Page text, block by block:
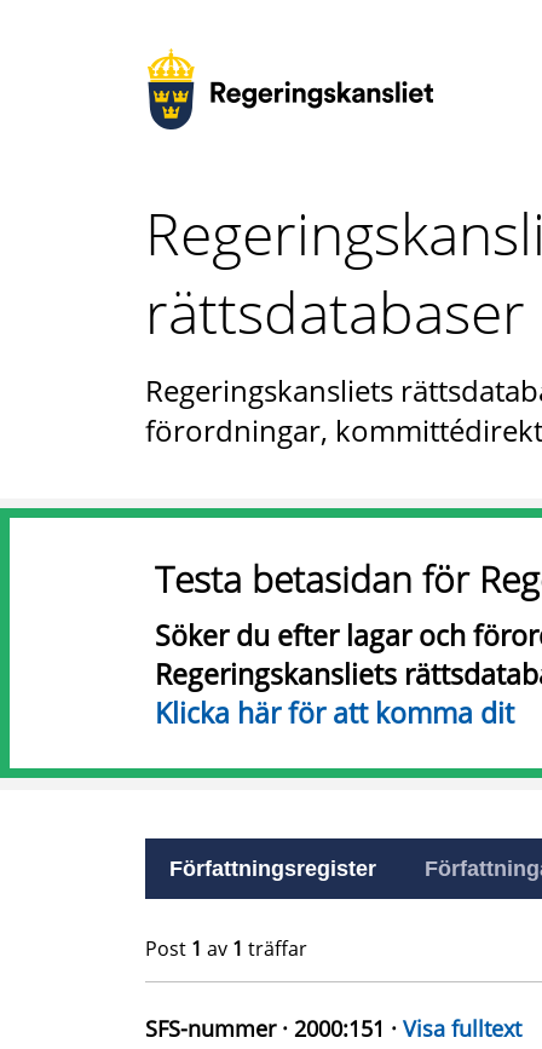
rättsdatabaser
Regeringskansliets
förordningar,
Testa betasidan för
Söker du efter lagar och
Regeringskansliets
Klicka här för att komma dit
Författningsregister
Post 1 av 1 träffar
SFS-nummer · 2000:151 · Visa fulltext